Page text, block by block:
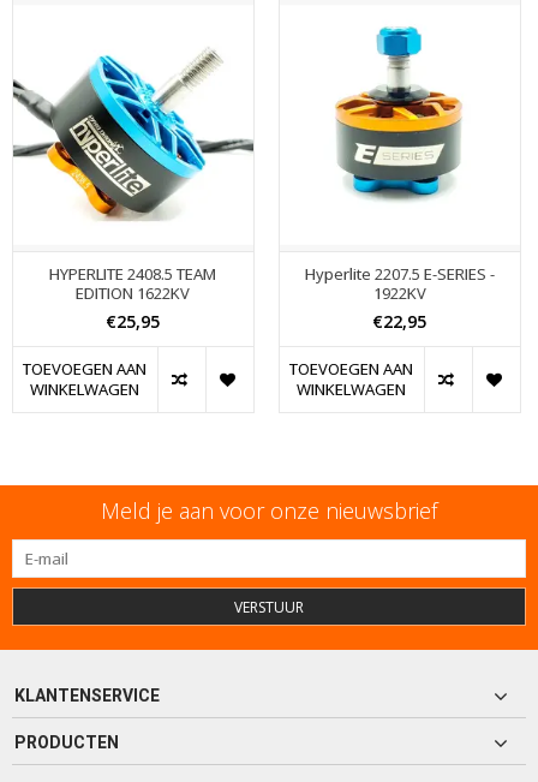
HYPERLITE 2408.5 TEAM
EDITION 1622KV
€25,95
TOEVOEGEN AAN
WINKELWAGEN
Hyperlite 2207.5 E-SERIES -
1922KV
€22,95
TOEVOEGEN AAN
WINKELWAGEN
Meld je aan voor onze nieuwsbrief
VERSTUUR
KLANTENSERVICE
PRODUCTEN